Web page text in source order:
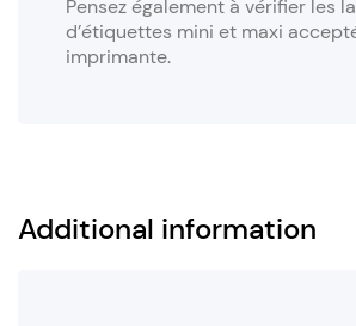
Pensez également à vérifier les
d’étiquettes mini et maxi
imprimante.
Additional information